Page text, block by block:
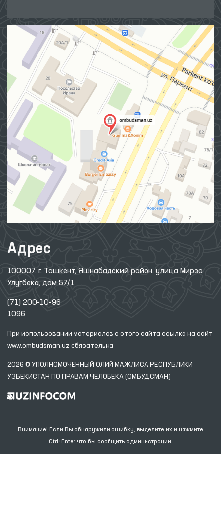
Адрес
100007, г. Ташкент, Яшнабадский район, улица Мирзо
Улугбека, дом 57/1
(71) 200-10-96
1096
При использовании материалов с этого сайта ссылка на сайт
www.ombudsman.uz обязательна
2026 © УПОЛНОМОЧЕННЫЙ ОЛИЙ МАЖЛИСА РЕСПУБЛИКИ
УЗБЕКИСТАН ПО ПРАВАМ ЧЕЛОВЕКА (ОМБУДСМАН)
Внимание! Если Вы обнаружили ошибку, выделите их и нажмите
Ctrl+Enter что бы сообщить администрации.